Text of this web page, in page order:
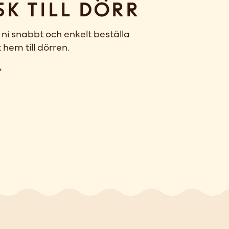
till dörr
snabbt och enkelt beställa
till dörren.